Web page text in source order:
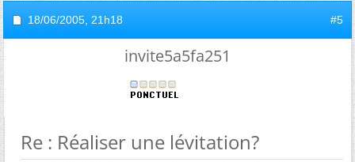
18/06/2005, 21h18 #5
invite5a5fa251
Re : Réaliser une lévitation?